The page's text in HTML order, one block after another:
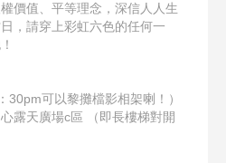
價值、平等理念，深信人人生
，請穿上彩虹六色的任何一
可以黎攤檔影相架喇！）
露天廣場c區 （即長樓梯對開